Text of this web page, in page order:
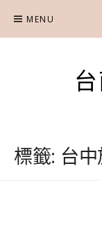
content
MENU
標籤: 台